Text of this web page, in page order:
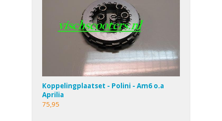
Koppelingplaatset - Polini - Am6 o.a
Aprilia
75,95